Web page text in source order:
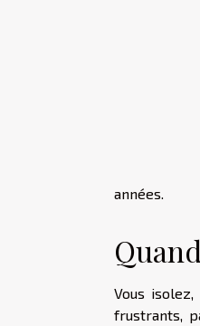
années.
Vous
frustrants,